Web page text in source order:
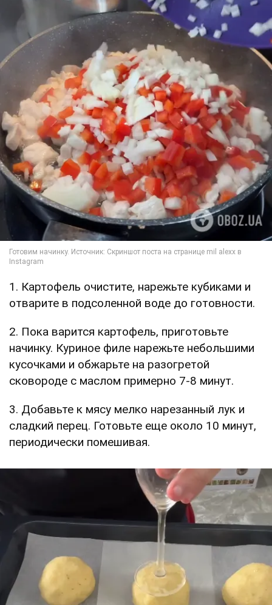
1. Картофель очистите, нарежьте кубиками и
отварите в подсоленной воде до готовности.
2. Пока варится картофель, приготовьте
начинку. Куриное филе нарежьте небольшими
кусочками и обжарьте на разогретой
сковороде с маслом примерно 7-8 минут.
3. Добавьте к мясу мелко нарезанный лук и
сладкий перец. Готовьте еще около 10 минут,
периодически помешивая.